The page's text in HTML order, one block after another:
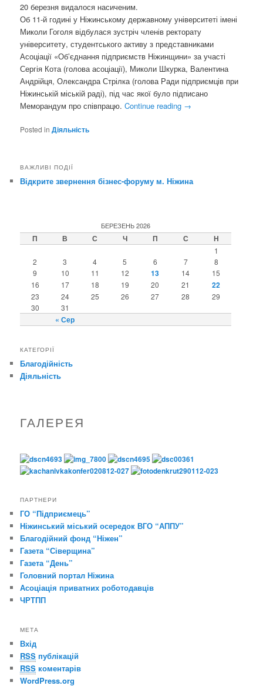
20 березня видалося насиченим.
Об 11-й годині у Ніжинському державному університеті імені
Миколи Гоголя відбулася зустріч членів ректорату
університету, студентського активу з представниками
Асоціації «Обʼєднання підприємств Ніжинщини» за участі
Сергія Кота (голова асоціації), Миколи Шкурка, Валентина
Андрійця, Олександра Стрілка (голова Ради підприємців при
Ніжинській міській раді), під час якої було підписано
Меморандум про співпрацю.Continue reading →
Posted in Діяльність
ВАЖЛИВІ ПОДІЇ
Відкрите звернення бізнес-форуму м. Ніжина
БЕРЕЗЕНЬ 2026
П В С Ч П С Н
« Сер
1
2
3 4 5 6 7
8
9
10 11 12 13 14
15
16
17 18 19 20 21 22
23 24 25 26 27 28
29
30
31
КАТЕГОРІЇ
Благодійність
Діяльність
ГАЛЕРЕЯ
ПАРТНЕРИ
ГО “Підприємець”
Ніжинський міський осередок ВГО “АППУ”
Благодійний фонд “Ніжен”
Газета “Сіверщина”
Газета “День”
Головний портал Ніжина
Асоціація приватних роботодавців
ЧРТПП
МЕТА
Вхід
RSS публікацій
RSS коментарів
WordPress.org